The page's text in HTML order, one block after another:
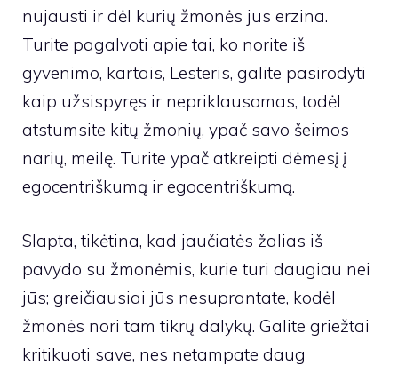
nujausti ir dėl kurių žmonės jus erzina.
Turite pagalvoti apie tai, ko norite iš
gyvenimo, kartais, Lesteris, galite pasirodyti
kaip užsispyręs ir nepriklausomas, todėl
atstumsite kitų žmonių, ypač savo šeimos
narių, meilę. Turite ypač atkreipti dėmesį į
egocentriškumą ir egocentriškumą.
Slapta, tikėtina, kad jaučiatės žalias iš
pavydo su žmonėmis, kurie turi daugiau nei
jūs; greičiausiai jūs nesuprantate, kodėl
žmonės nori tam tikrų dalykų. Galite griežtai
kritikuoti save, nes netampate daug